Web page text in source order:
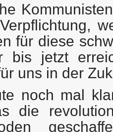
für diese
bis jetzt
uns in der
noch mal
die